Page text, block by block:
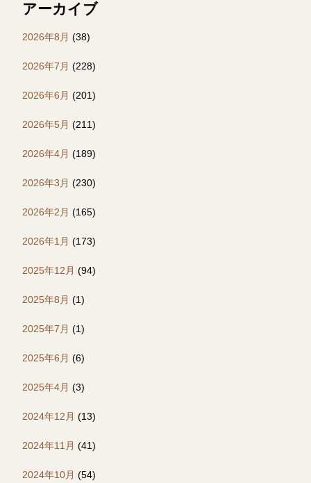
アーカイブ
2026年8月 (38)
2026年7月 (228)
2026年6月 (201)
2026年5月 (211)
2026年4月 (189)
2026年3月 (230)
2026年2月 (165)
2026年1月 (173)
2025年12月 (94)
2025年8月 (1)
2025年7月 (1)
2025年6月 (6)
2025年4月 (3)
2024年12月 (13)
2024年11月 (41)
2024年10月 (54)